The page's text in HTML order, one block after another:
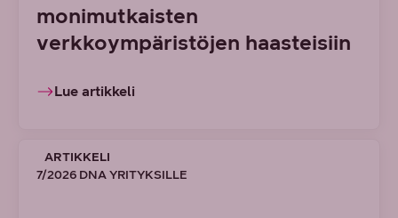
monimutkaisten
verkkoympäristöjen haasteisiin
Lue artikkeli
ARTIKKELI
7/2026 DNA YRITYKSILLE